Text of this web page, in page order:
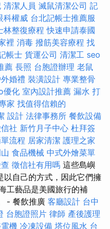
清潔人員 滅鼠清潔公司 記
科權威 台北記帳士推薦服
林整復療程 快速申請泰國
裡 消毒 撥筋美容療程 找
帳士 貨運公司 清潔工 seo
薦 長照 台胞證辦理 老鼠
婚禮 裝潢設計 專業整骨
優化 室內設計推薦 漏水 打
家 找值得信賴的
設計 法律事務所 餐飲設備
社 新竹月子中心 杜拜簽
流程 居家清潔 護理之家
食品機械 中式外燴菜單
徵信社有用嗎 這些島嶼
以自己的方式，因此它們擁
工藝品是美國旅行的補
- 餐飲推廣 客廳設計 台中
台胞證照片 律師 產後護理
機 冷凍設備 塔位風水 台